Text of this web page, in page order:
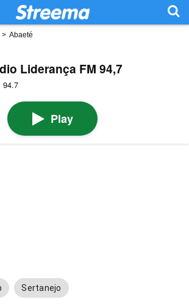
> Abaeté
Liderança FM 94,7
94.7
Play
Sertanejo